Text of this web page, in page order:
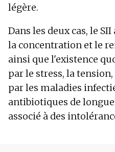
légère.
Dans les deux cas, le
la concentration et le
ainsi que l'existence
par le stress, la
par les maladies
antibiotiques de
associé à des